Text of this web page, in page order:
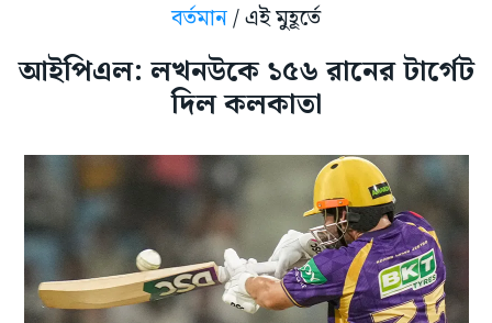
বর্তমান/ এই মুহূর্তে
আইপিএল: লখনউকে ১৫৬ রানের টার্গেট
দিল কলকাতা